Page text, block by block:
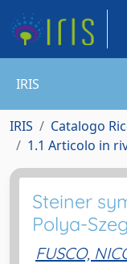
IRIS
IRIS Catalogo
1.1 Articolo in
Steiner
Polya-
FUSCO,